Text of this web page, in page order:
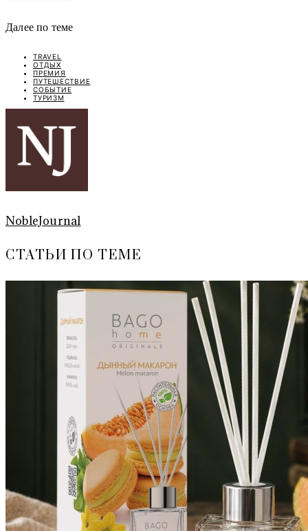
Далее по теме
TRAVEL
ОТДЫХ
ПРЕМИЯ
ПУТЕШЕСТВИЕ
СОБЫТИЕ
ТУРИЗМ
NobleJournal
СТАТЬИ ПО ТЕМЕ